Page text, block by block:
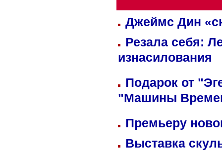
Джеймс Дин
Резала себя:
изнасилования
Подарок от
"Машины
Премьеру
Выставка